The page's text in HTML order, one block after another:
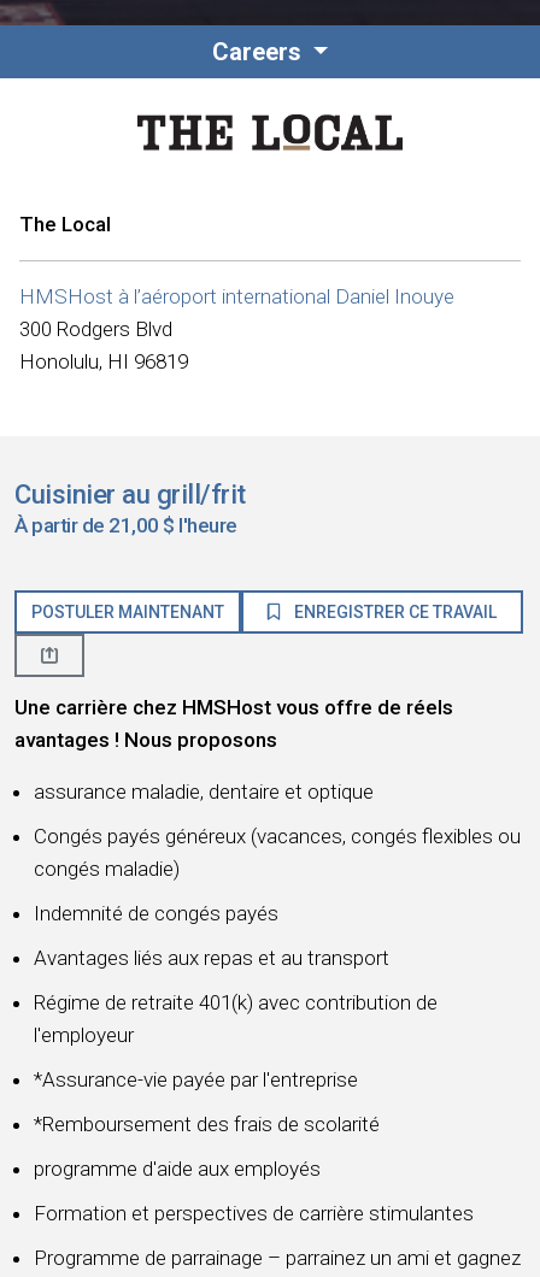
Careers
The Local
HMSHost à l’aéroport international Daniel Inouye
300 Rodgers Blvd
Honolulu, HI 96819
Cuisinier au grill/frit
À partir de 21,00 $ l'heure
POSTULER MAINTENANT ENREGISTRER CE TRAVAIL
Une carrière chez HMSHost vous offre de réels
avantages ! Nous proposons
assurance maladie, dentaire et optique
Congés payés généreux (vacances, congés flexibles ou
congés maladie)
Indemnité de congés payés
Avantages liés aux repas et au transport
Régime de retraite 401(k) avec contribution de
l'employeur
*Assurance-vie payée par l'entreprise
*Remboursement des frais de scolarité
programme d'aide aux employés
Formation et perspectives de carrière stimulantes
Programme de parrainage – parrainez un ami et gagnez